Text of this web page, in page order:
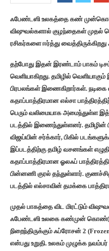
ஃபேண்டஸி உலகத்தை கண் முன்கொண்டு
விஷுவல்களால் குழந்தைகள் முதல்
ரசிகர்களை ஈர்த்து
தற்போது இதன் இரண்டாம் பாகம்
வெளியாகிறது. தமிழில்
பிரபலங்கள் இணைகிறார்கள்.
கதாப்பாத்திரமான எல்சா
பெரும் வலிமையாக அமைந்துள்ள
படத்தில் இணைந்துள்ளனர். தமிழின்
விஜய்யின் சர்க்கார், பிகில்
இப்படத்திற்கு தமிழ் வசனங்கள்
கதாப்பாத்திரமான ஓலஃப்
பின்னணி குரல் தந்துள்ளார்.
படத்தில் எல்சாவின் தமக்கை
முதல் பாகத்தை விட மிரட்டும்
ஃபேண்டஸி உலகை கண்முன் கொண்டு
நிறைந்திருக்கும் ஃப்ரோசன் 2
என்பது உறுதி. உலகம் முழுக்க